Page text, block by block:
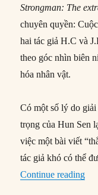
Strongman: The
chuyên quyền:
hai tác giả H.C và
theo góc nhìn biên
hóa nhân vật.
Có một số lý do
trọng của Hun Sen
việc một bài viết
tác giả khó có thể
Continue reading